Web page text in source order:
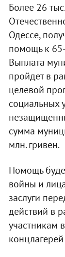
Более 26
Одессе,
помощь к
Выплата
пройдет в
целевой
социальных
сумма
млн. гривен.
Помощь
войны и
заслуги
действий в
участникам